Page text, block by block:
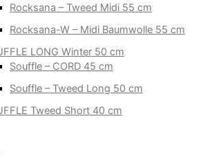
Rocksana – Tweed Midi 55 cm
Rocksana-W – Midi Baumwolle 55 cm
LONG Winter 50 cm
Souffle – CORD 45 cm
Souffle – Tweed Long 50 cm
Tweed Short 40 cm